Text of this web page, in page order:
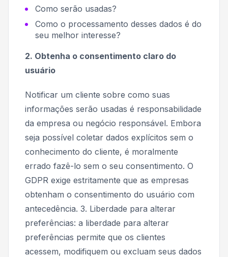
Como serão usadas?
Como o processamento desses dados é do
seu melhor interesse?
2. Obtenha o consentimento claro do
usuário
Notificar um cliente sobre como suas
informações serão usadas é responsabilidade
da empresa ou negócio responsável. Embora
seja possível coletar dados explícitos sem o
conhecimento do cliente, é moralmente
errado fazê-lo sem o seu consentimento. O
GDPR exige estritamente que as empresas
obtenham o consentimento do usuário com
antecedência. 3. Liberdade para alterar
preferências: a liberdade para alterar
preferências permite que os clientes
acessem, modifiquem ou excluam seus dados